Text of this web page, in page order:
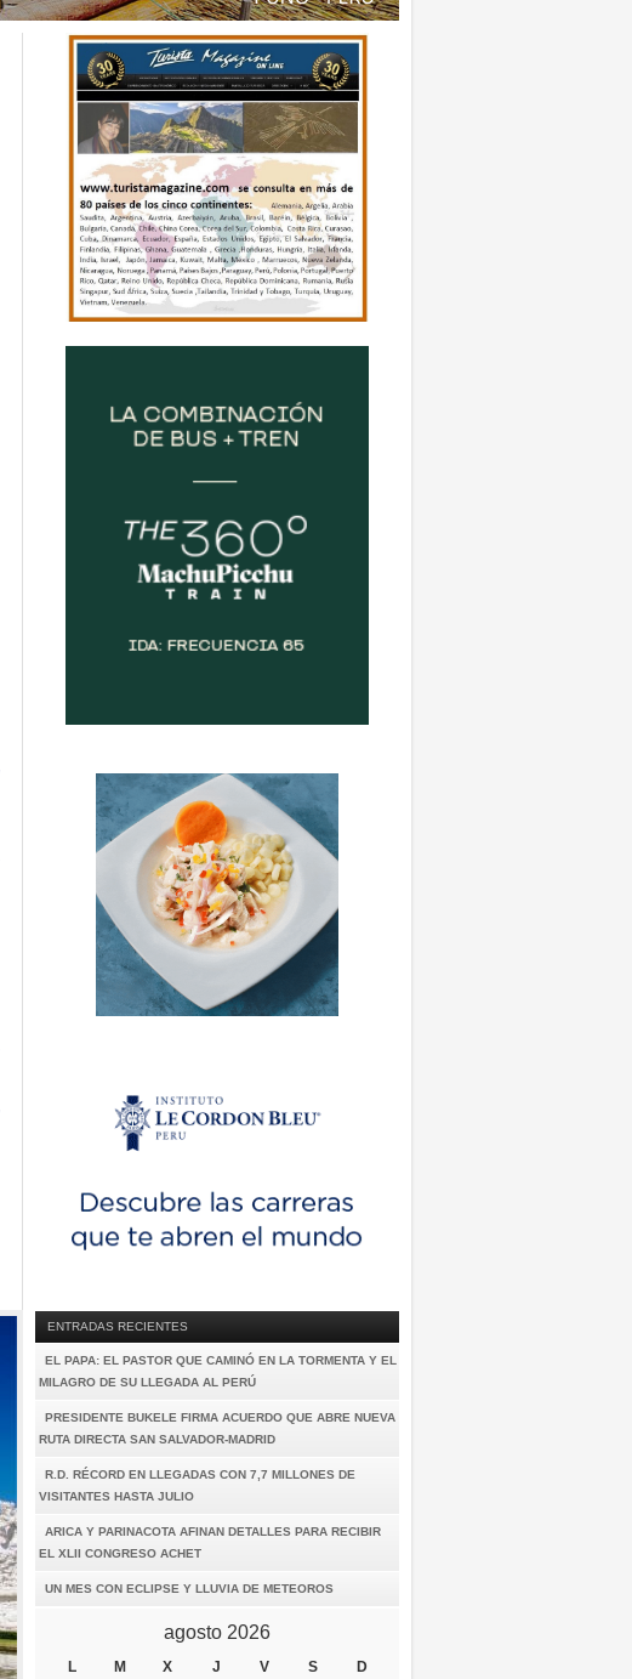
ENTRADAS RECIENTES
EL PAPA: EL PASTOR QUE CAMINÓ EN LA TORMENTA Y EL
MILAGRO DE SU LLEGADA AL PERÚ
PRESIDENTE BUKELE FIRMA ACUERDO QUE ABRE NUEVA
RUTA DIRECTA SAN SALVADOR-MADRID
R.D. RÉCORD EN LLEGADAS CON 7,7 MILLONES DE
VISITANTES HASTA JULIO
ARICA Y PARINACOTA AFINAN DETALLES PARA RECIBIR
EL XLII CONGRESO ACHET
UN MES CON ECLIPSE Y LLUVIA DE METEOROS
agosto 2026
L M X J V S
D